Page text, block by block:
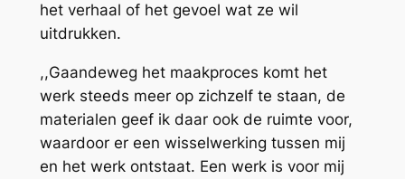
het verhaal of het gevoel wat ze wil
uitdrukken.
,,Gaandeweg het maakproces komt het
werk steeds meer op zichzelf te staan, de
materialen geef ik daar ook de ruimte voor,
waardoor er een wisselwerking tussen mij
en het werk ontstaat. Een werk is voor mij